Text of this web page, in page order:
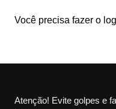
Você precisa fazer o
Atenção! Evite golpes e